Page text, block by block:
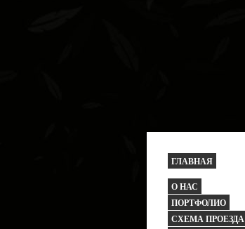
ГЛАВНАЯ
О НАС
ПОРТФОЛИО
СХЕМА ПРОЕЗДА